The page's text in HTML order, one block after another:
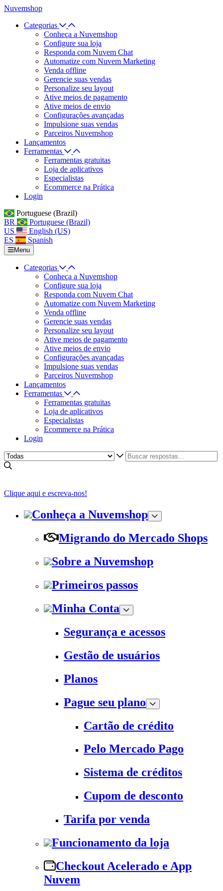
Nuvemshop
Categorias
Conheça a Nuvemshop
Configure sua loja
Responda com Nuvem Chat
Automatize com Nuvem Marketing
Venda offline
Gerencie suas vendas
Personalize seu layout
Ative meios de pagamento
Ative meios de envio
Configurações avançadas
Impulsione suas vendas
Parceiros Nuvemshop
Lançamentos
Ferramentas
Ferramentas gratuitas
Loja de aplicativos
Especialistas
Ecommerce na Prática
Login
Portuguese (Brazil)
BR
Portuguese (Brazil)
US
English (US)
ES
Spanish
Menu
Categorias
Conheça a Nuvemshop
Configure sua loja
Responda com Nuvem Chat
Automatize com Nuvem Marketing
Venda offline
Gerencie suas vendas
Personalize seu layout
Ative meios de pagamento
Ative meios de envio
Configurações avançadas
Impulsione suas vendas
Parceiros Nuvemshop
Lançamentos
Ferramentas
Ferramentas gratuitas
Loja de aplicativos
Especialistas
Ecommerce na Prática
Login
Clique aqui e escreva-nos!
Conheça a Nuvemshop
Migrando do Mercado Shops
Sobre a Nuvemshop
Primeiros passos
Minha Conta
Segurança e acessos
Gestão de usuários
Planos
Pague seu plano
Cartão de crédito
Pelo Mercado Pago
Sistema de créditos
Cupom de desconto
Tarifa por venda
Funcionamento da loja
Checkout Acelerado e App
Nuvem